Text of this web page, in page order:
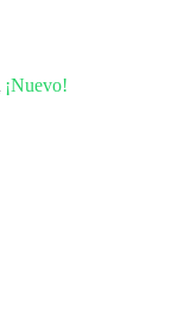
¡Nuevo!